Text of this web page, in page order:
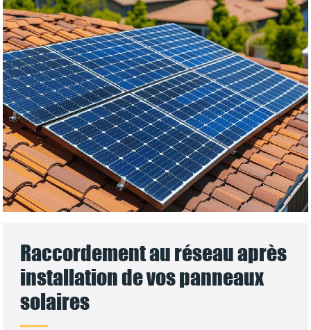
Raccordement au réseau après
installation de vos panneaux
solaires